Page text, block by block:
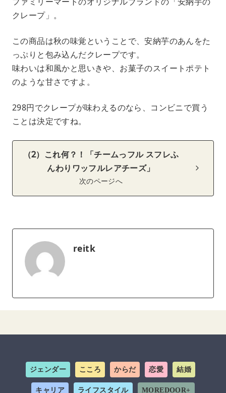
クレープ」。
この商品は秋の味覚ということで、安納芋のあんをた
っぷりと包み込んだクレープです。
味わいは和風かと思いきや、お菓子のスイートポテト
のような甘さですよ。
298円でクレープが味わえるのなら、コンビニで買う
ことは決定ですね。
（2）これ何？！「チームっフル スフレふ
んわりワッフルレアチーズ」
次のページへ
reitk
ジェンダー こころ からだ 恋愛 結婚
キャリア ライフスタイル MOREDOOR+